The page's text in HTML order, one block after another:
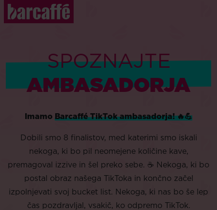
SPOZNAJTE
AMBASADORJA
Imamo Barcaffé TikTok ambasadorja! 🔥💪
Dobili smo 8 finalistov, med katerimi smo iskali
nekoga, ki bo pil neomejene količine kave,
premagoval izzive in šel preko sebe. ☕️ Nekoga, ki bo
postal obraz našega TikToka in končno začel
izpolnjevati svoj bucket list. Nekoga, ki nas bo še lep
čas pozdravljal, vsakič, ko odpremo TikTok.